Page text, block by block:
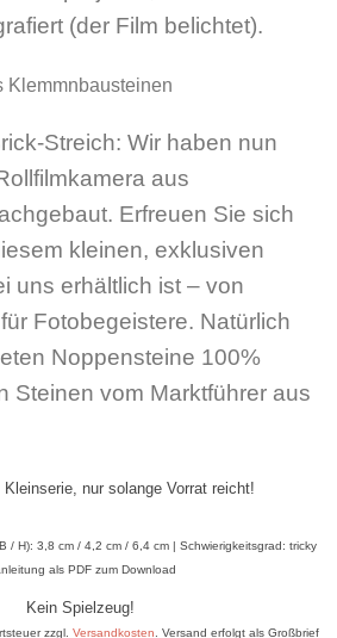
(der Film belichtet).
Streich: Wir haben nun
aus
Erfreuen Sie sich
kleinen, exklusiven
uns erhältlich ist – von
Fotobegeistere. Natürlich
Noppensteine 100%
Steinen vom Marktführer aus
Kleinserie, nur solange Vorrat reicht!
/ H): 3,8 cm / 4,2 cm / 6,4 cm | Schwierigkeitsgrad: tricky
als PDF zum Download
zzgl. Versandkosten . Versand erfolgt als Großbrief